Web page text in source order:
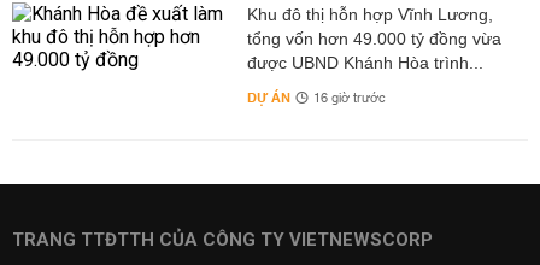
Khu đô thị hỗn hợp Vĩnh Lương,
tổng vốn hơn 49.000 tỷ đồng vừa
được UBND Khánh Hòa trình...
DỰ ÁN 16 giờ trước
TRANG TTĐTTH CỦA CÔNG TY VIETNEWSCORP